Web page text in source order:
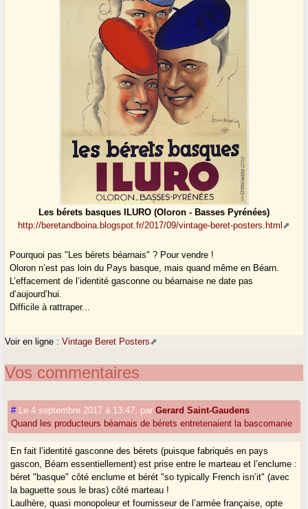
Les bérets basques ILURO (Oloron - Basses Pyrénées)
http://beretandboina.blogspot.fr/2017/09/vintage-beret-posters.html
Pourquoi pas "Les bérets béarnais" ? Pour vendre !
Oloron n’est pas loin du Pays basque, mais quand même en Béarn.
L’effacement de l’identité gasconne ou béarnaise ne date pas
d’aujourd’hui.
Difficile à rattraper...
Voir en ligne :Vintage Beret Posters
Vos commentaires
# Le 4 septembre 2017 à 13:47 parGerard Saint-Gaudens
Quand les producteurs béarnais de bérets entretenaient la bascomanie
En fait l’identité gasconne des bérets (puisque fabriqués en pays
gascon, Béarn essentiellement) est prise entre le marteau et l’enclume :
béret "basque" côté enclume et bérét "so typically French isn’it" (avec
la baguette sous le bras) côté marteau !
Laulhère, quasi monopoleur et fournisseur de l’armée française, opte